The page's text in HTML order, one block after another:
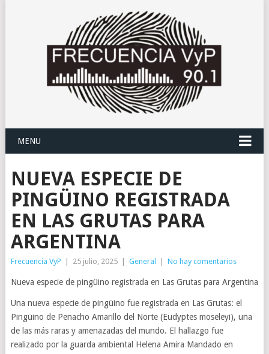
MENU
NUEVA ESPECIE DE
PINGÜINO REGISTRADA
EN LAS GRUTAS PARA
ARGENTINA
Frecuencia VyP 25 julio, 2025 General No hay comentarios
Nueva especie de pingüino registrada en Las Grutas para Argentina
Una nueva especie de pingüino fue registrada en Las Grutas: el
Pingüino de Penacho Amarillo del Norte (Eudyptes moseleyi), una
de las más raras y amenazadas del mundo. El hallazgo fue
realizado por la guarda ambiental Helena Amira Mandado en